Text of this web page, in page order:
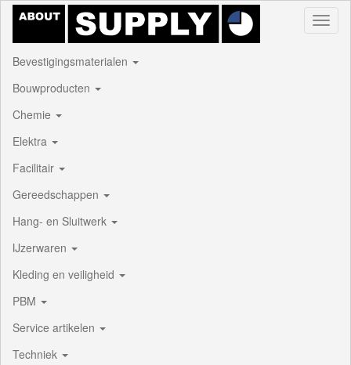
Bevestigingsmaterialen
Bouwproducten
Chemie
Elektra
Facilitair
Gereedschappen
Hang- en Sluitwerk
IJzerwaren
Kleding en veiligheid
PBM
Service artikelen
Techniek